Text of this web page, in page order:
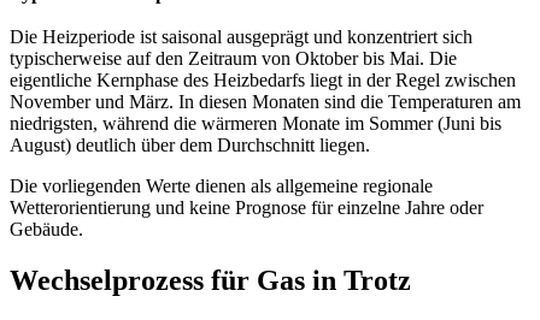
Die Heizperiode ist saisonal ausgeprägt und konzentriert sich
typischerweise auf den Zeitraum von Oktober bis Mai. Die
eigentliche Kernphase des Heizbedarfs liegt in der Regel zwischen
November und März. In diesen Monaten sind die Temperaturen am
niedrigsten, während die wärmeren Monate im Sommer (Juni bis
August) deutlich über dem Durchschnitt liegen.
Die vorliegenden Werte dienen als allgemeine regionale
Wetterorientierung und keine Prognose für einzelne Jahre oder
Gebäude.
Wechselprozess für Gas in Trotz